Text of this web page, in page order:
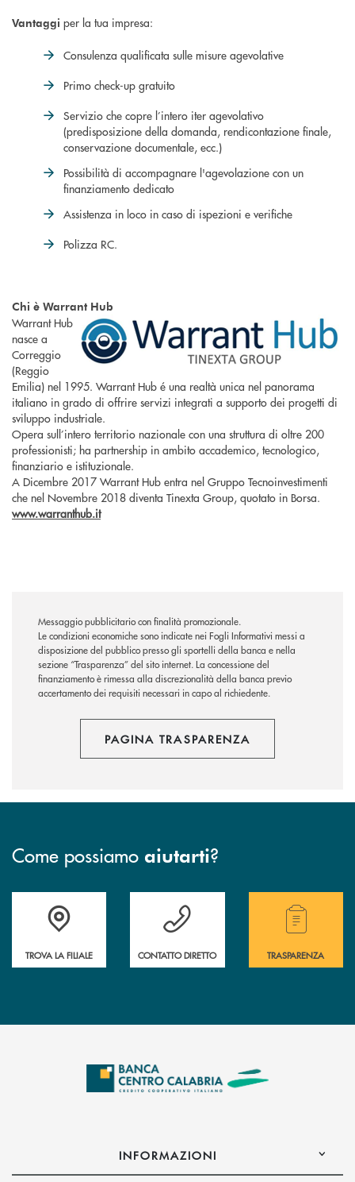
Vantaggi per la tua impresa:
Consulenza qualificata sulle misure agevolative
Primo check-up gratuito
Servizio che copre l’intero iter agevolativo
(predisposizione della domanda, rendicontazione finale,
conservazione documentale, ecc.)
Possibilità di accompagnare l'agevolazione con un
finanziamento dedicato
Assistenza in loco in caso di ispezioni e verifiche
Polizza RC.
Chi è Warrant Hub
Warrant Hub
nasce a
Correggio
(Reggio
Emilia) nel 1995. Warrant Hub é una realtà unica nel panorama
italiano in grado di offrire servizi integrati a supporto dei progetti di
sviluppo industriale.
Opera sull’intero territorio nazionale con una struttura di oltre 200
professionisti; ha partnership in ambito accademico, tecnologico,
finanziario e istituzionale.
A Dicembre 2017 Warrant Hub entra nel Gruppo Tecnoinvestimenti
che nel Novembre 2018 diventa Tinexta Group, quotato in Borsa.
www.warranthub.it
Messaggio pubblicitario con finalità promozionale.
Le condizioni economiche sono indicate nei Fogli Informativi messi a
disposizione del pubblico presso gli sportelli della banca e nella
sezione “Trasparenza” del sito internet.La concessione del
finanziamento è rimessa alla discrezionalità della banca previo
accertamento dei requisiti necessari in capo al richiedente.
PAGINA TRASPARENZA
Come possiamo aiutarti?
Accedi all' elenco completo delle filiali .
TROVA LA FILIALE
Hai bisogno di assistenza immediata ?
CONTATTO DIRETTO
Hai bisogno di
TRASPARENZA
INFORMAZIONI